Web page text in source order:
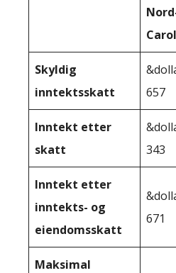
Skyldig
inntektsskatt
657
Inntekt etter
skatt
343
Inntekt etter
inntekts- og
eiendomsskatt
671
Maksimal